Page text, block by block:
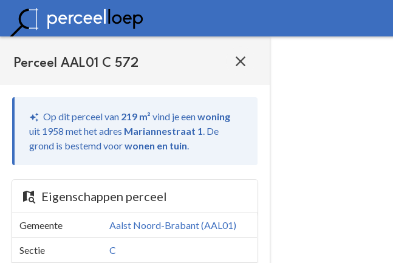
Perceel AAL01 C 572
Op dit perceel van 219 m² vind jeeenwoning
uit 1958 met het adres Mariannestraat 1. De
grond is bestemd voorwonen en tuin.
Eigenschappen perceel
Gemeente Aalst Noord-Brabant (AAL01)
Sectie C